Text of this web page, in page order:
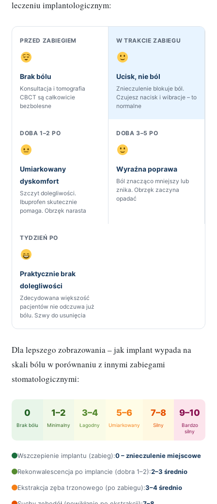
leczeniu implantologicznym:
PRZED ZABIEGIEM
Brak bólu
Konsultacja i tomografia
CBCT są całkowicie
bezbolesne
W TRAKCIE ZABIEGU
Ucisk, nie ból
Znieczulenie blokuje ból.
Czujesz nacisk i wibracje – to
normalne
DOBA 1–2 PO
Umiarkowany
dyskomfort
Szczyt dolegliwości.
Ibuprofen skutecznie
pomaga. Obrzęk narasta
DOBA 3–5 PO
Wyraźna poprawa
Ból znacząco mniejszy lub
znika. Obrzęk zaczyna
opadać
TYDZIEŃ PO
Praktycznie brak
dolegliwości
Zdecydowana większość
pacjentów nie odczuwa już
bólu. Szwy do usunięcia
Dla lepszego zobrazowania – jak implant wypada na
skali bólu w porównaniu z innymi zabiegami
stomatologicznymi:
0
Brak bólu
1–2
Minimalny
3–4
Łagodny
5–6
Umiarkowany
7–8
Silny
9–10
Bardzo
silny
Wszczepienie implantu (zabieg):0 – znieczulenie miejscowe
Rekonwalescencja po implancie (dobra 1–2):2–3 średnio
Ekstrakcja zęba trzonowego (po zabiegu):3–4 średnio